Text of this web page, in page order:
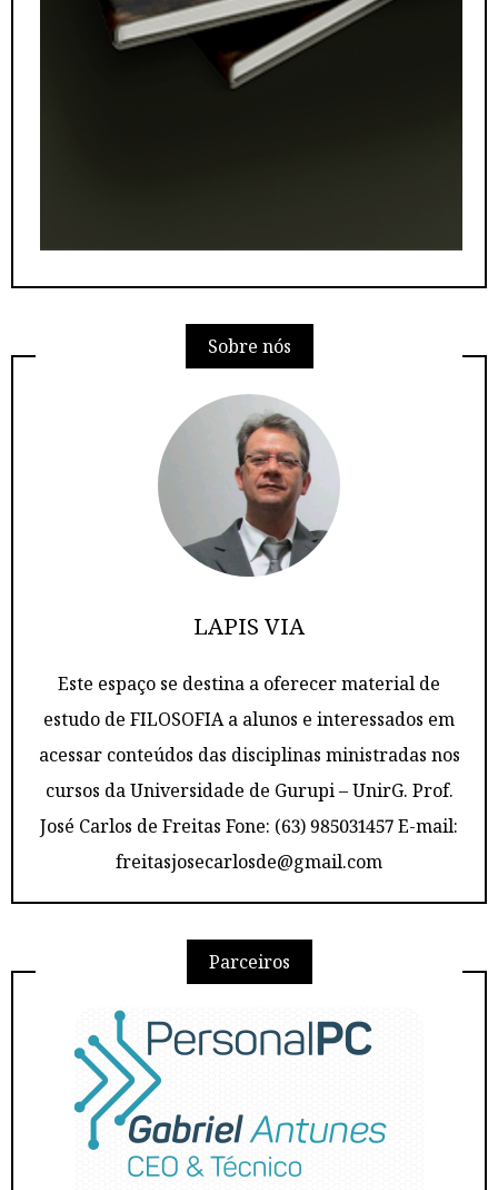
Sobre nós
LAPIS VIA
Este espaço se destina a oferecer material de
estudo de FILOSOFIA a alunos e interessados em
acessar conteúdos das disciplinas ministradas nos
cursos da Universidade de Gurupi – UnirG. Prof.
José Carlos de Freitas Fone: (63) 985031457 E-mail:
freitasjosecarlosde@gmail.com
Parceiros